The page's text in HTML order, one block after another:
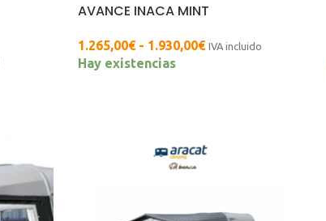
AVANCE INACA MINT
1.265,00€ - 1.930,00€ IVA incluido
Hay existencias